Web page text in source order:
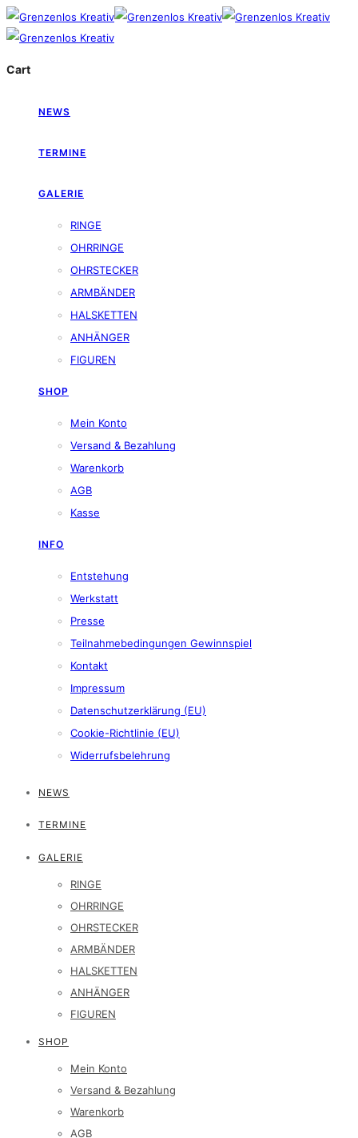
Cart
NEWS
TERMINE
GALERIE
RINGE
OHRRINGE
OHRSTECKER
ARMBÄNDER
HALSKETTEN
ANHÄNGER
FIGUREN
SHOP
Mein Konto
Versand & Bezahlung
Warenkorb
AGB
Kasse
INFO
Entstehung
Werkstatt
Presse
Teilnahmebedingungen Gewinnspiel
Kontakt
Impressum
Datenschutzerklärung (EU)
Cookie-Richtlinie (EU)
Widerrufsbelehrung
NEWS
TERMINE
GALERIE
RINGE
OHRRINGE
OHRSTECKER
ARMBÄNDER
HALSKETTEN
ANHÄNGER
FIGUREN
SHOP
Mein Konto
Versand & Bezahlung
Warenkorb
AGB